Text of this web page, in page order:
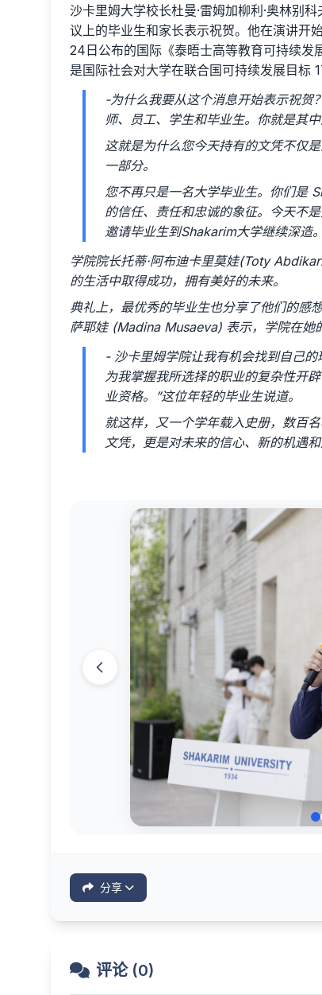
沙卡里姆大学校长杜曼·雷姆加柳利·奥林
议上的毕业生和家长表示祝贺。他在演讲开
24日公布的国际《泰晤士高等教育可持续发
是国际社会对大学在联合国可持续发展目标
-为什么我要从这个消息开始表示祝贺
师、员工、学生和毕业生。你就是其中
这就是为什么您今天持有的文凭不仅
一部分。
您不再只是一名大学毕业生。你们是
的信任、责任和忠诚的象征。今天不
邀请毕业生到Shakarim大学继续深造。
学院院长托蒂·阿布迪卡里莫娃(Toty
的生活中取得成功，拥有美好的未来。
典礼上，最优秀的毕业生也分享了他们的感
萨耶娃 (Madina Musaeva) 表示，学院在她
- 沙卡里姆学院让我有机会找到自己
为我掌握我所选择的职业的复杂性开
业资格。”这位年轻的毕业生说道。
就这样，又一个学年载入史册，数百
文凭，更是对未来的信心、新的机遇和
分享
评论 (0)